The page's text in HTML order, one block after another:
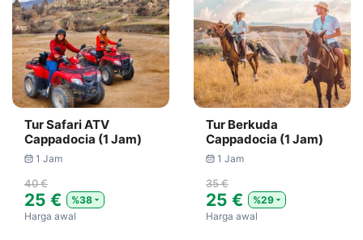
Tur Safari ATV
Cappadocia (1 Jam)
1 Jam
40 €
25 €
%38
Harga awal
Tur Berkuda
Cappadocia (1 Jam)
1 Jam
35 €
25 €
%29
Harga awal